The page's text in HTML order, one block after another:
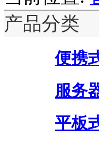
产品分类
便携
服务
平板